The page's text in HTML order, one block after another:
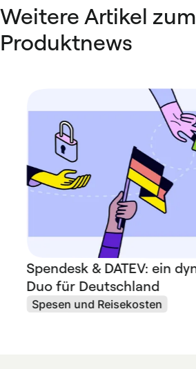
Weitere Artikel
Produktnews
Spendesk & DATEV: ein
Duo für Deutschland
Spesen und Reisekosten